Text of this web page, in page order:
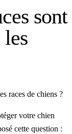
sont
les
races de chiens ?
votre chien
cette question :